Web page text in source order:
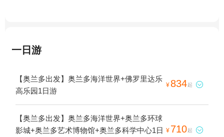
一日游
【奥兰多出发】奥兰多海洋世界+佛罗里达乐
高乐园1日游
¥ 834起 
【奥兰多出发】奥兰多海洋世界+奥兰多环球
影城+奥兰多艺术博物馆+奥兰多科学中心1日 ¥ 710起 